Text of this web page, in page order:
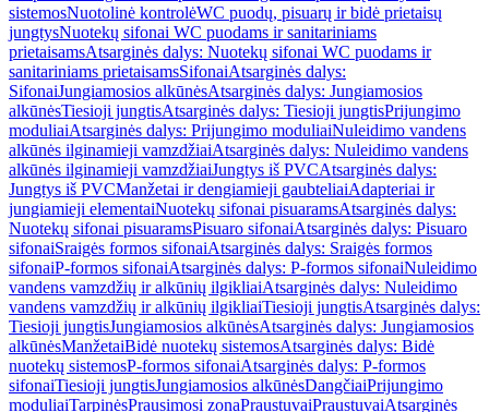
sistemosNuotolinė kontrolėWC puodų, pisuarų ir bidė prietaisų
jungtysNuotekų sifonai WC puodams ir sanitariniams
prietaisamsAtsarginės dalys: Nuotekų sifonai WC puodams ir
sanitariniams prietaisamsSifonaiAtsarginės dalys:
SifonaiJungiamosios alkūnėsAtsarginės dalys: Jungiamosios
alkūnėsTiesioji jungtisAtsarginės dalys: Tiesioji jungtisPrijungimo
moduliaiAtsarginės dalys: Prijungimo moduliaiNuleidimo vandens
alkūnės ilginamieji vamzdžiaiAtsarginės dalys: Nuleidimo vandens
alkūnės ilginamieji vamzdžiaiJungtys iš PVCAtsarginės dalys:
Jungtys iš PVCManžetai ir dengiamieji gaubteliaiAdapteriai ir
jungiamieji elementaiNuotekų sifonai pisuaramsAtsarginės dalys:
Nuotekų sifonai pisuaramsPisuaro sifonaiAtsarginės dalys: Pisuaro
sifonaiSraigės formos sifonaiAtsarginės dalys: Sraigės formos
sifonaiP-formos sifonaiAtsarginės dalys: P-formos sifonaiNuleidimo
vandens vamzdžių ir alkūnių ilgikliaiAtsarginės dalys: Nuleidimo
vandens vamzdžių ir alkūnių ilgikliaiTiesioji jungtisAtsarginės dalys:
Tiesioji jungtisJungiamosios alkūnėsAtsarginės dalys: Jungiamosios
alkūnėsManžetaiBidė nuotekų sistemosAtsarginės dalys: Bidė
nuotekų sistemosP-formos sifonaiAtsarginės dalys: P-formos
sifonaiTiesioji jungtisJungiamosios alkūnėsDangčiaiPrijungimo
moduliaiTarpinėsPrausimosi zonaPraustuvaiPraustuvaiAtsarginės